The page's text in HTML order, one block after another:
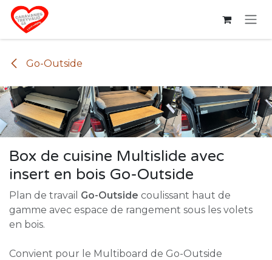
Se rendre au contenu
Go-Outside
Box de cuisine Multislide avec
insert en bois Go-Outside
Plan de travail Go-Outside coulissant haut de
gamme avec espace de rangement sous les volets
en bois.
Convient pour le Multiboard de Go-Outside